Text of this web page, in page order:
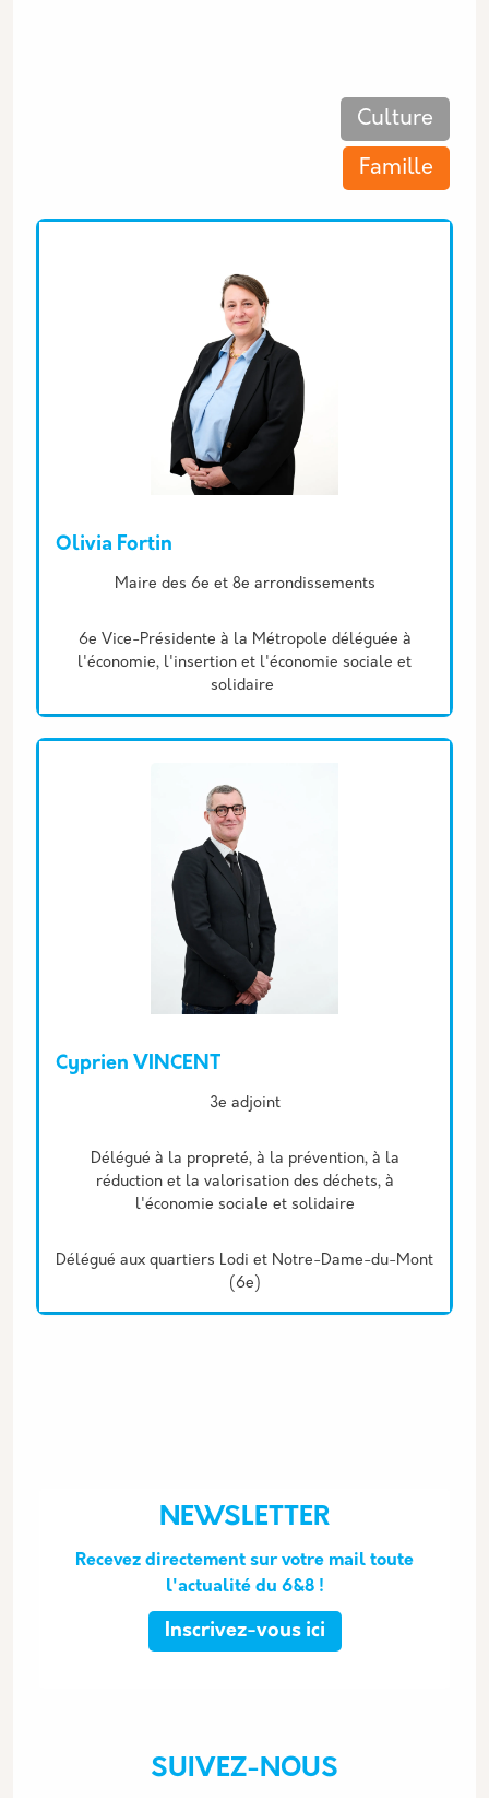
Culture
Famille
Olivia Fortin
DescriptionMaire des 6e et 8e arrondissements
6e Vice-Présidente à la Métropole déléguée à
l'économie, l'insertion et l'économie sociale et
solidaire
Cyprien VINCENT
3e adjoint
Délégué à la propreté, à la prévention, à la
réduction et la valorisation des déchets, à
l'économie sociale et solidaire
Délégué aux quartiers Lodi et Notre-Dame-du-Mont
(6e)
NEWSLETTER
Recevez directement sur votre mail toute
l'actualité du 6&8 !
Inscrivez-vous ici
SUIVEZ-NOUS